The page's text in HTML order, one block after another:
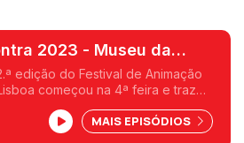
2023 - Museu da
edição do Festival de Animação
começou na 4ª feira e traz
Uma delas está no Museu
MAIS EPISÓDIOS